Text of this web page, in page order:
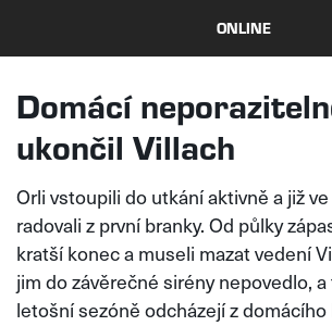
ONLINE
Domácí
ukončil Villach
Orli vstoupili do utkání aktivně a již
radovali z první branky. Od půlky
kratší konec a museli mazat vedení
jim do závěrečné sirény nepovedlo,
letošní sezóně odcházejí z